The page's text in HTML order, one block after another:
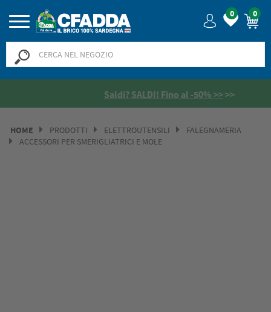
0 0
Saldi? SALDI! Fino al -50% >> >>
HOME PRODOTTI ELETTROUTENSILI
FALEGNAMERIA
ACCESSORI PER SMERIGLIATRICI E MOLE